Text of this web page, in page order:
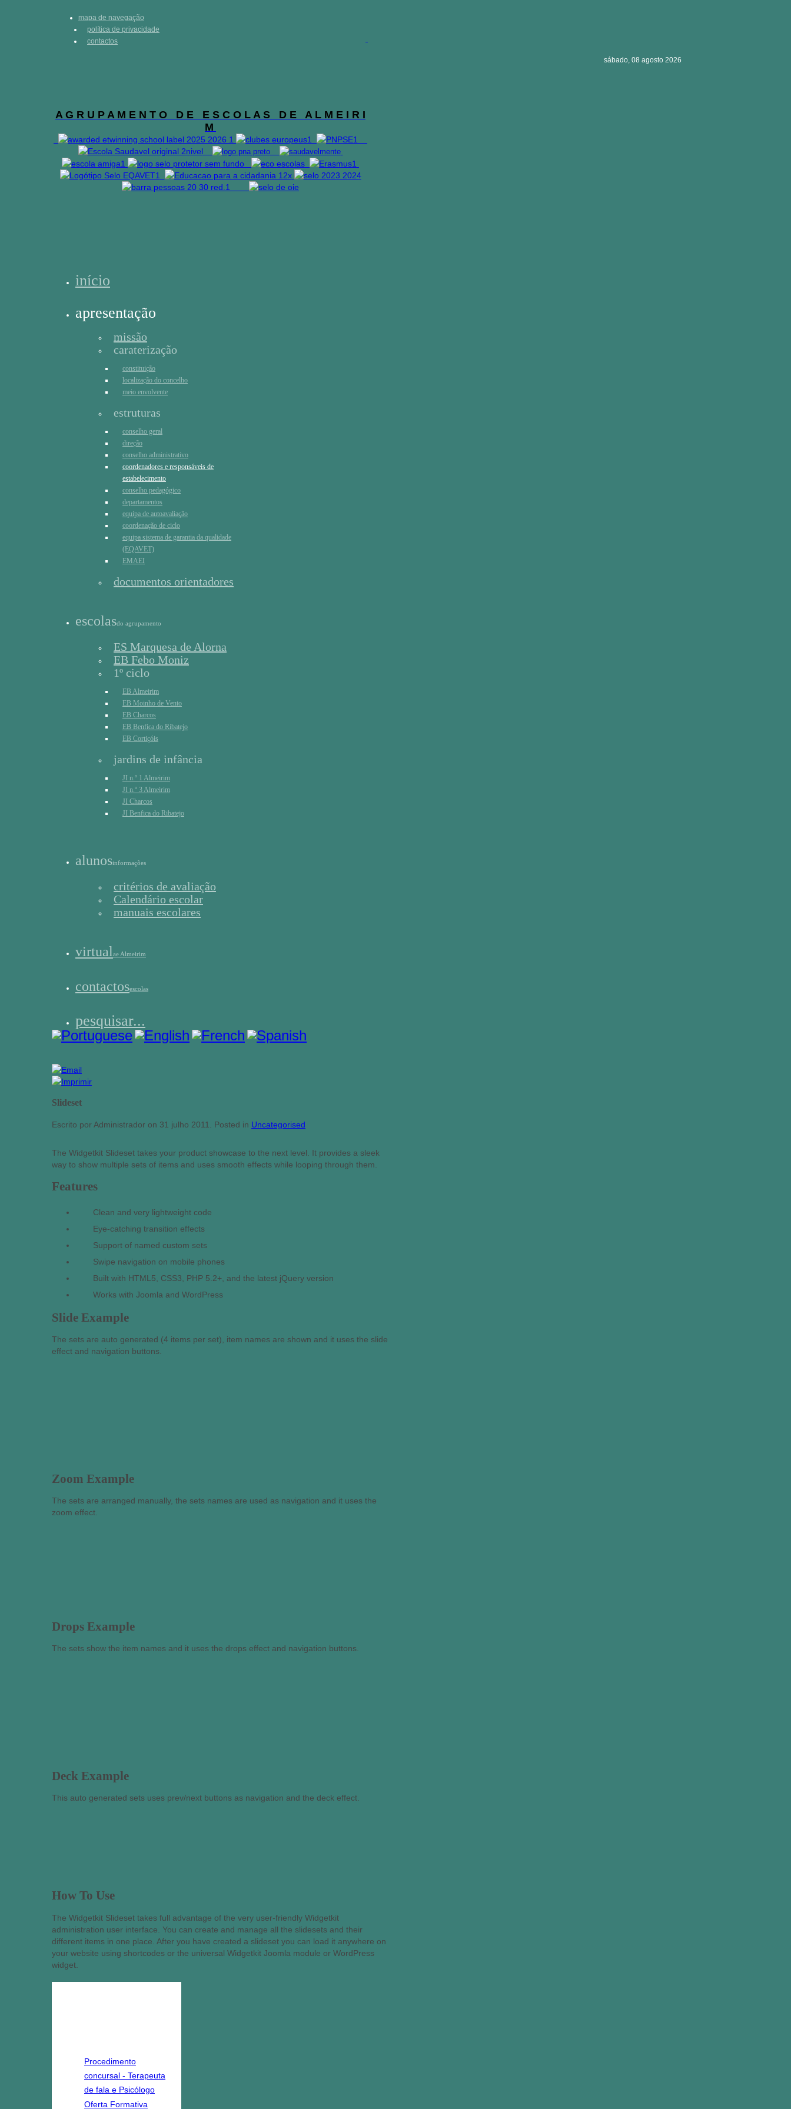
mapa de navegação
política de privacidade
contactos
sábado, 08 agosto 2026
A G R U P A M E N T O D E E S C O L A S D E A L M E I R I
M
início
apresentação
missão
caraterização
constituição
localização do concelho
meio envolvente
estruturas
conselho geral
direção
conselho administrativo
coordenadores e responsáveis de
estabelecimento
conselho pedagógico
departamentos
equipa de autoavaliação
coordenação de ciclo
equipa sistema de garantia da qualidade
(EQAVET)
EMAEI
documentos orientadores
escolasdo agrupamento
ES Marquesa de Alorna
EB Febo Moniz
1º ciclo
EB Almeirim
EB Moinho de Vento
EB Charcos
EB Benfica do Ribatejo
EB Cortiçóis
jardins de infância
JI n.º 1 Almeirim
JI n.º 3 Almeirim
JI Charcos
JI Benfica do Ribatejo
alunosinformações
critérios de avaliação
Calendário escolar
manuais escolares
virtualae Almeirim
contactosescolas
pesquisar...
Slideset
Escrito por Administrador on 31 julho 2011 . Posted in Uncategorised
The Widgetkit Slideset takes your product showcase to the next level. It provides a sleek
way to show multiple sets of items and uses smooth effects while looping through them.
Features
Clean and very lightweight code
Eye-catching transition effects
Support of named custom sets
Swipe navigation on mobile phones
Built with HTML5, CSS3, PHP 5.2+, and the latest jQuery version
Works with Joomla and WordPress
Slide Example
The sets are auto generated (4 items per set), item names are shown and it uses the slide
effect and navigation buttons.
Zoom Example
The sets are arranged manually, the sets names are used as navigation and it uses the
zoom effect.
Drops Example
The sets show the item names and it uses the drops effect and navigation buttons.
Deck Example
This auto generated sets uses prev/next buttons as navigation and the deck effect.
How To Use
The Widgetkit Slideset takes full advantage of the very user-friendly Widgetkit
administration user interface. You can create and manage all the slidesets and their
different items in one place. After you have created a slideset you can load it anywhere on
your website using shortcodes or the universal Widgetkit Joomla module or WordPress
widget.
Procedimento
concursal - Terapeuta
de fala e Psicólogo
Oferta Formativa